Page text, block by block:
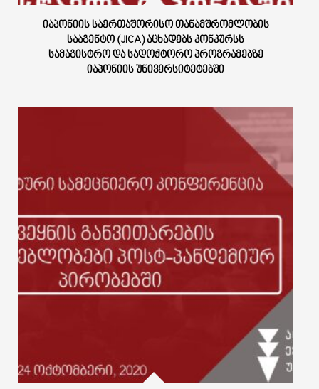
ᲘᲐᲞᲝᲜᲘᲘᲡ ᲡᲐᲔᲠᲗᲐᲨᲝᲠᲘᲡᲝ ᲗᲐᲜᲐᲛᲨᲠᲝᲛᲚᲝᲑᲘᲡ
ᲡᲐᲐᲒᲔᲜᲢᲝ (JICA) ᲐᲪᲮᲐᲓᲔᲑᲡ ᲙᲝᲜᲙᲣᲠᲡᲡ
ᲡᲐᲛᲐᲒᲘᲡᲢᲠᲝ ᲓᲐ ᲡᲐᲓᲝᲥᲢᲝᲠᲝ ᲞᲠᲝᲒᲠᲐᲛᲔᲑᲖᲔ
ᲘᲐᲞᲝᲜᲘᲘᲡ ᲣᲜᲘᲕᲔᲠᲡᲘᲢᲔᲢᲔᲑᲨᲘ